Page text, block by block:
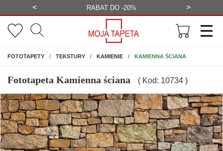
< BEZPŁATNA WIZUALIZACJA >
FOTOTAPETYNA ŚCIANĘ
TEKSTURY KAMIENIE KAMIENNA ŚCIANA
Fototapeta Kamienna ściana ( Kod: 10734 )